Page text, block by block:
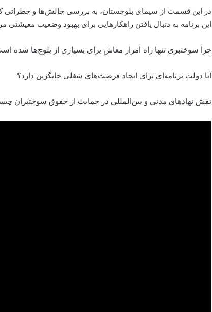
در این قسمت از سیمای بلوچستان، به بررسی چالش‌ها و خطراتی
این برنامه به دنبال یافتن راهکارهایی برای بهبود وضعیت
چرا سوختبری تنها راه امرار معاش برای بسیاری از بلوچ‌ها شده
آیا دولت برنامه‌ای برای ایجاد فرصت‌های شغلی جایگزین دارد؟
نقش نهادهای مدنی و بین‌المللی در حمایت از حقوق سوختبران